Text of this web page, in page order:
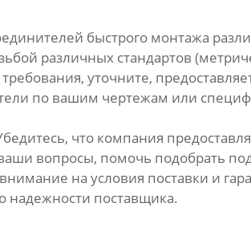
быстрого монтажа
различных стандартов
уточните,
по вашим чертежам или
что компания
вопросы, помочь подобрать
на условия поставки и
надежности поставщика.